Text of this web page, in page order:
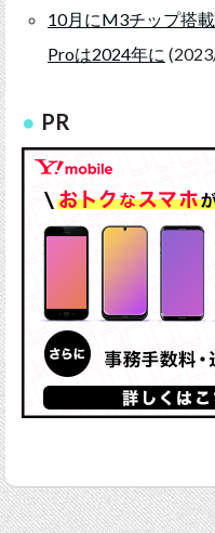
10月にM3チップ搭
Proは2024年に
PR